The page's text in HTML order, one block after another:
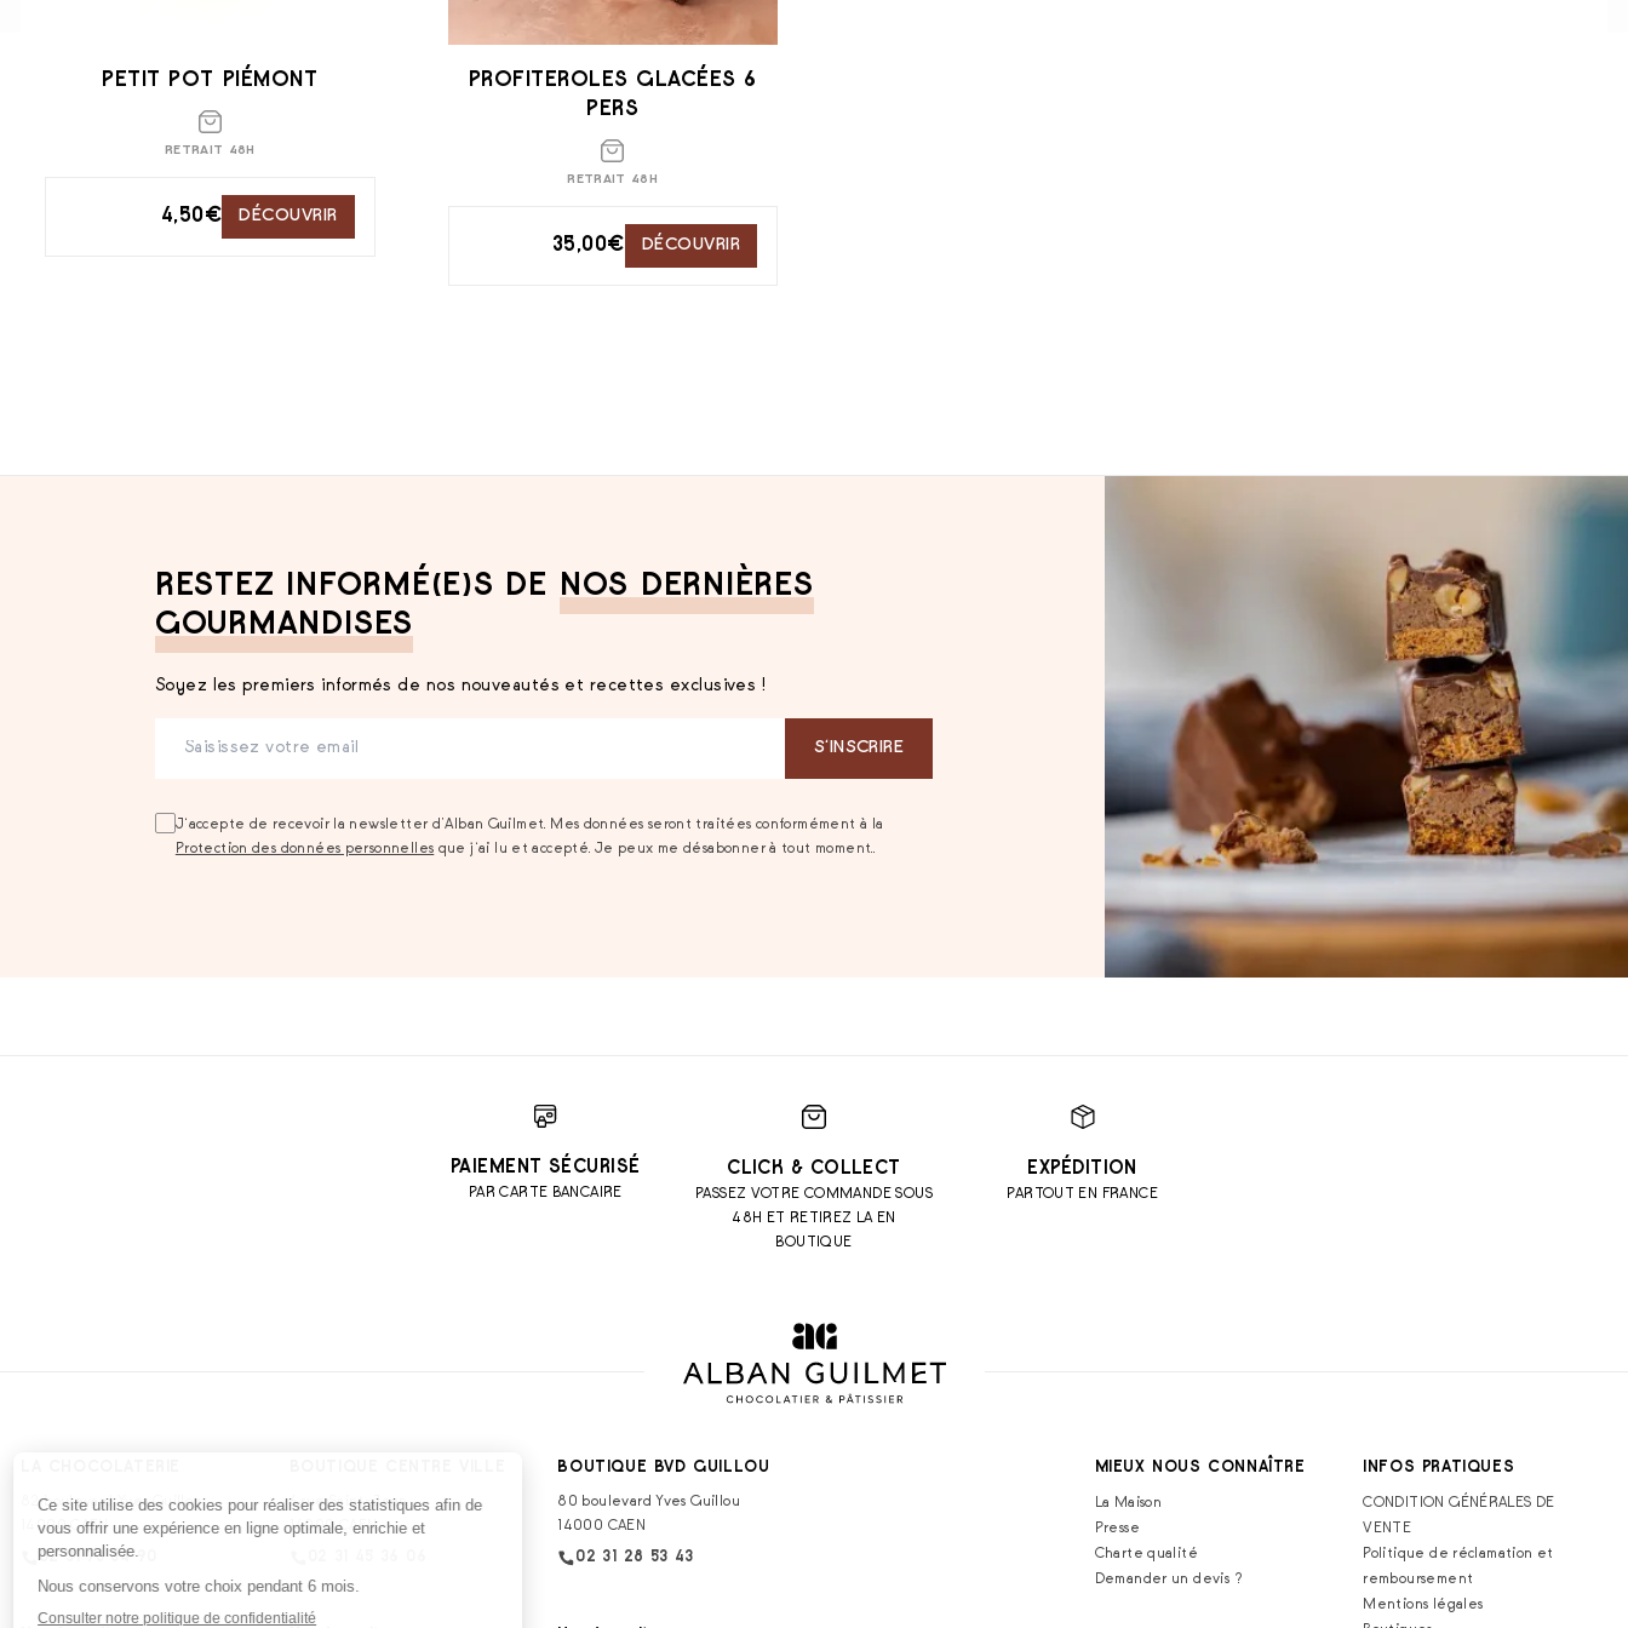
PETIT POT PIÉMONT
RETRAIT 48H
4,50€ DÉCOUVRIR
PROFITEROLES GLACÉES 6
PERS
RETRAIT 48H
35,00€ DÉCOUVRIR
RESTEZ INFORMÉ(E)S DE NOS DERNIÈRES
GOURMANDISES
Soyez les premiers informés de nos nouveautés et recettes exclusives !
S‘INSCRIRE
J‘accepte de recevoir la newsletter d’Alban Guilmet. Mes données seront traitées conformément à la
Protection des données personnelles que j‘ai lu et accepté. Je peux me désabonner à tout moment..
PAIEMENT SÉCURISÉ
PAR CARTE BANCAIRE
CLICK & COLLECT
PASSEZ VOTRE COMMANDE SOUS
48H ET RETIREZ LA EN
BOUTIQUE
EXPÉDITION
PARTOUT EN FRANCE
82 boulevard Yves Guillou
14000 CAEN
02 31 73 34 90
6 rue Saint-Jean
14000 CAEN
BOUTIQUE BVD GUILLOU
80 boulevard Yves Guillou
14000 CAEN
02 31 28 53 43
MIEUX NOUS CONNAÎTRE
La Maison
Presse
Charte qualité
Demander un devis ?
INFOS PRATIQUES
CONDITION GÉNÉRALES DE
VENTE
Politique de réclamation et
remboursement
Mentions légales